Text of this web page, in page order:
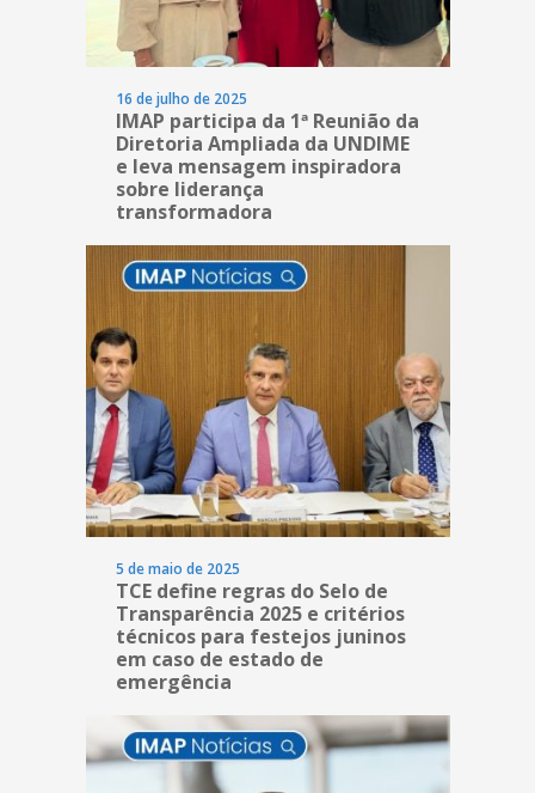
16 de julho de 2025
IMAP participa da 1ª Reunião da
Diretoria Ampliada da UNDIME
e leva mensagem inspiradora
sobre liderança
transformadora
5 de maio de 2025
TCE define regras do Selo de
Transparência 2025 e critérios
técnicos para festejos juninos
em caso de estado de
emergência